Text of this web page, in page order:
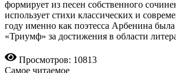
формирует из песен собственного
использует стихи классических и
году именно как поэтесса Арбенина
«Триумф» за достижения в области
Просмотров: 10813
Самое читаемое